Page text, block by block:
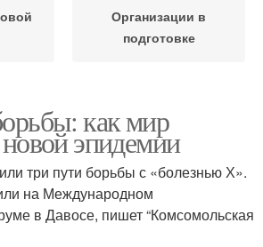
Организации в
подготовке
как мир
новой эпидемии
три пути борьбы с «болезнью Х».
на Международном
в Давосе, пишет “Комсомольская